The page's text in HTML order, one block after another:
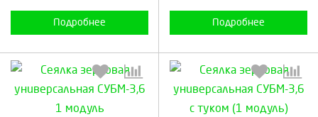
Подробнее Подробнее
Выберите количество: Выберите количество: